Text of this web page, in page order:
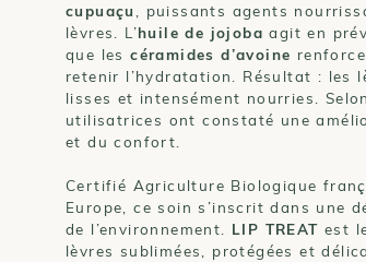
cupuaçu, puissants agents
lèvres. L’huile de jojoba agit en
que lescéramides d’avoine
retenir l’hydratation. Résultat : les
lisses et intensément nourries.
utilisatrices ont constaté une
et du confort.
Certifié Agriculture Biologique
Europe, ce soin s’inscrit dans une
de l’environnement. LIP TREAT est
lèvres sublimées, protégées et